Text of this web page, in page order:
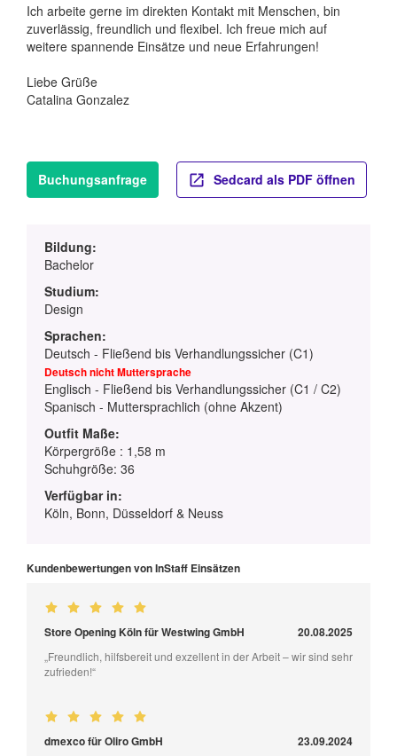
Ich arbeite gerne im direkten Kontakt mit Menschen, bin
zuverlässig, freundlich und flexibel. Ich freue mich auf
weitere spannende Einsätze und neue Erfahrungen!
Liebe Grüße
Catalina Gonzalez
Buchungsanfrage Sedcard als PDF öffnen
Bildung:
Bachelor
Studium:
Design
Sprachen:
Deutsch - Fließend bis Verhandlungssicher (C1)
Deutsch nicht Muttersprache
Englisch - Fließend bis Verhandlungssicher (C1 / C2)
Spanisch - Muttersprachlich (ohne Akzent)
Outfit Maße:
Körpergröße : 1,58 m
Schuhgröße: 36
Verfügbar in:
Köln, Bonn, Düsseldorf & Neuss
Kundenbewertungen von InStaff Einsätzen
Store Opening Köln für Westwing GmbH 20.08.2025
„Freundlich, hilfsbereit und exzellent in der Arbeit – wir sind sehr
zufrieden!“
dmexco für Oliro GmbH 23.09.2024